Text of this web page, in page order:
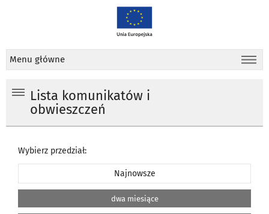
Menu główne
Lista komunikatów i
obwieszczeń
Wybierz przedział:
Najnowsze
dwa miesiące